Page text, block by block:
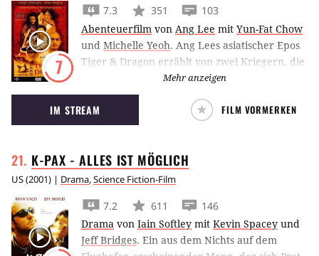
7
7.3 351
103
Abenteuerfilm von Ang Lee mit Yun-Fat Chow
und Michelle Yeoh. Ang Lees asiatischer Epos
Tiger & Dragon erzählt von zwei Kriegern, die
auf der Suche nach einem gestohlenen
Schwert sind.
Mehr anzeigen
IM STREAM FILM VORMERKEN
K-PAX - ALLES IST MÖGLICH
US(2001) | Drama,Science Fiction-Film
7.2 611
146
Drama von Iain Softley mit Kevin Spacey und
Jeff Bridges. Ein aus dem Nichts auf dem